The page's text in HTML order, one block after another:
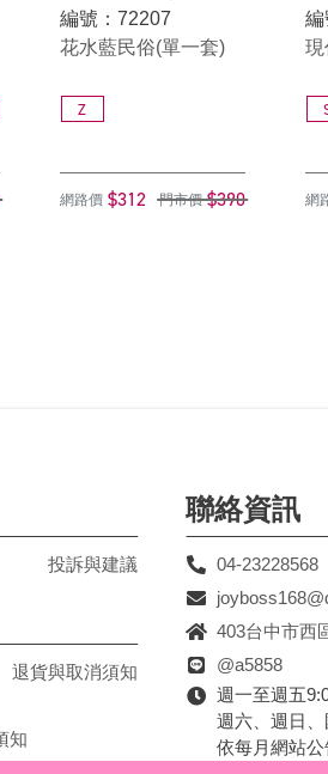
編號：72207
花水藍民俗(單一套)
Z
網路價 $312 門市價 $390
編
現
網
投訴與建議
退貨與取消須知
知
聯絡資訊
04-23228568
403台中市西
@a5858
週一至週五
週六、週日、
依每月網站公